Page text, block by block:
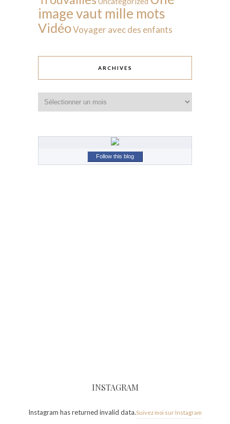
image vaut mille mots
VidéoVoyager avec des enfants
ARCHIVES
Follow this blog
INSTAGRAM
Instagram has returned invalid data.Suivez moi sur Instagram